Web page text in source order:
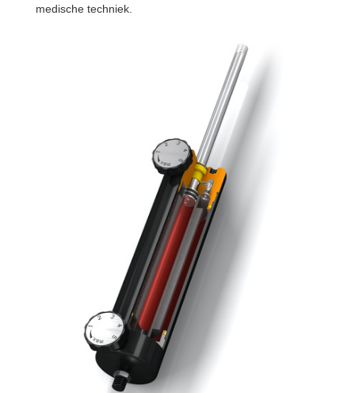
medische techniek.